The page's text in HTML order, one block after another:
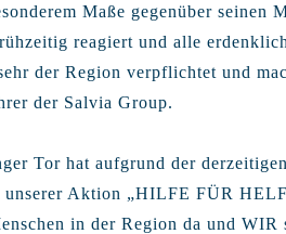
Maße gegenüber seinen
reagiert und alle
der Region verpflichtet und
der Salvia Group.
Tor hat aufgrund der
Aktion „HILFE FÜR
in der Region da und WIR